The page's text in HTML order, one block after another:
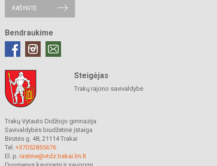
RAŠYKITE
Bendraukime
Steigėjas
Trakų rajono savivaldybė
Trakų Vytauto Didžiojo gimnazija
Savivaldybės biudžetinė įstaiga
Birutės g. 48, 21114 Trakai
Tel. +37052855676
El. p. rastine@vtdz.trakai.lm.lt